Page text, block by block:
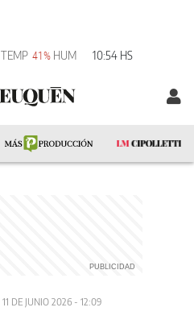
TEMP 41% HUM 10:54 HS
11 DE JUNIO 2026 - 12:09